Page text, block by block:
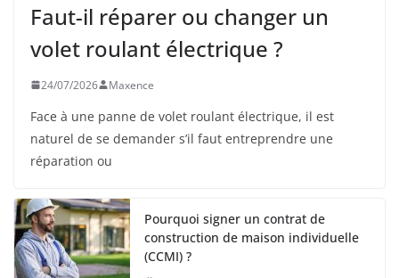
Faut-il réparer ou changer un
volet roulant électrique ?
24/07/2026 Maxence
Face à une panne de volet roulant électrique, il est
naturel de se demander s’il faut entreprendre une
réparation ou
Pourquoi signer un contrat de
construction de maison individuelle
(CCMI) ?